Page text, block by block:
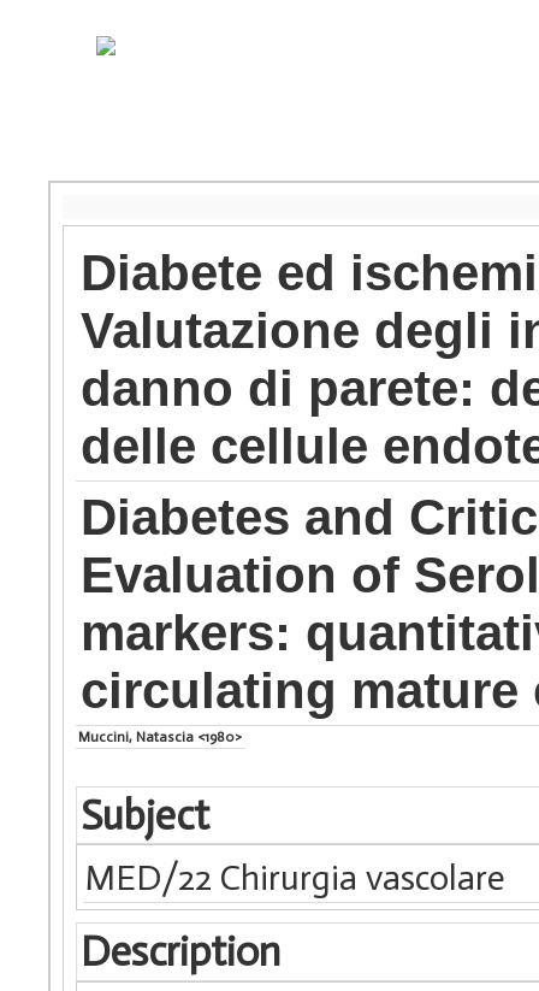
Diabete ed
Valutazione degli
danno di parete:
delle cellule
Diabetes and
Evaluation of
markers:
circulating mature
Muccini, Natascia <1980>
Subject
MED/22 Chirurgia vascolare
Description